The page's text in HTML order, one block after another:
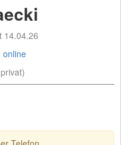
14.04.26
online